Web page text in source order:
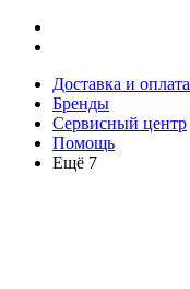
Доставка и оплата
Бренды
Сервисный центр
Помощь
Ещё 7